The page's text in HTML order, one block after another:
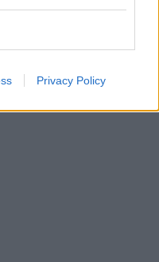
Privacy Policy